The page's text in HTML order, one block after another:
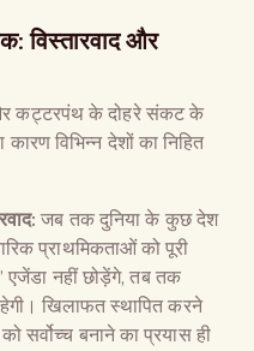
विस्तारवाद और
कट्टरपंथ के दोहरे संकट के
विभिन्न देशों का निहित
जब तक दुनिया के कुछ देश
प्राथमिकताओं को पूरी
एजेंडा नहीं छोड़ेंगे, तब तक
खिलाफत स्थापित करने
सर्वोच्च बनाने का प्रयास ही